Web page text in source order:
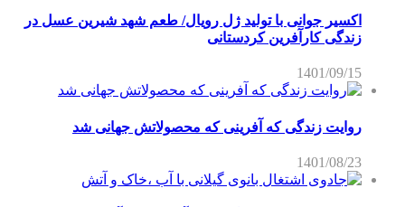
اکسیر جوانی با تولید ژل رویال/ طعم شهد شیرین عسل‌ در
زندگی کارآفرین کردستانی
1401/09/15
روایت زندگی که آفرینی که محصولاتش جهانی شد
1401/08/23